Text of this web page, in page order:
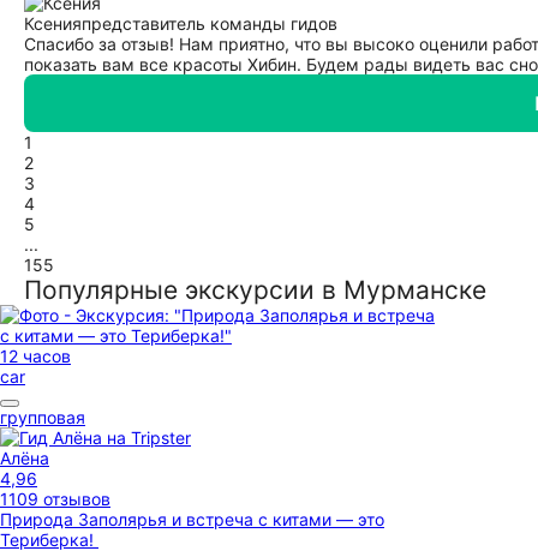
Ксенияпредставитель команды гидов
Спасибо за отзыв! Нам приятно, что вы высоко оценили
показать вам все красоты Хибин. Будем рады видеть вас
1
2
3
4
5
...
155
Популярные экскурсии в Мурманске
12 часов
car
групповая
Алёна
4,96
1109 отзывов
Природа Заполярья и встреча с китами — это
Териберка!